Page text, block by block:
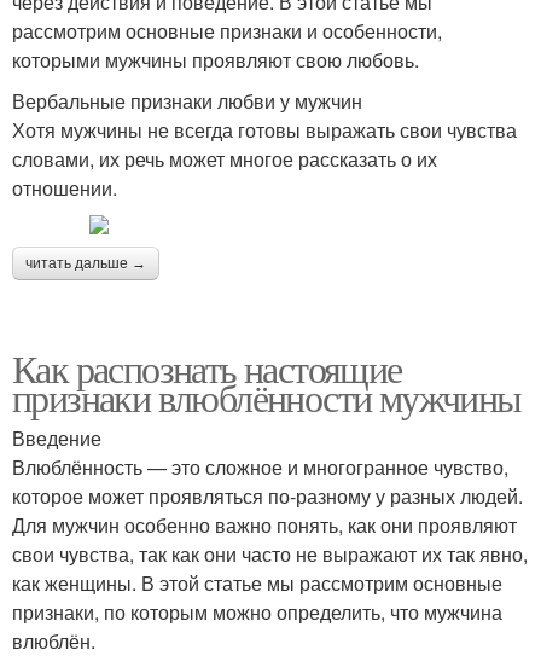
рассмотрим основные признаки и особенности,
которыми мужчины проявляют свою любовь.
Вербальные признаки любви у мужчин
Хотя мужчины не всегда готовы выражать свои чувства
словами, их речь может многое рассказать о их
отношении.
читать дальше →
Как распознать настоящие
признаки влюблённости мужчины
Введение
Влюблённость — это сложное и многогранное чувство,
которое может проявляться по-разному у разных людей.
Для мужчин особенно важно понять, как они проявляют
свои чувства, так как они часто не выражают их так явно,
как женщины. В этой статье мы рассмотрим основные
признаки, по которым можно определить, что мужчина
влюблён.